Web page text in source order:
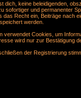
dich, keine beleidigenden,
sofortiger und permanenter
das Recht ein, Beiträge nach
werden.
verwendet Cookies, um
wird nur zur Bestätigung
der Registrierung